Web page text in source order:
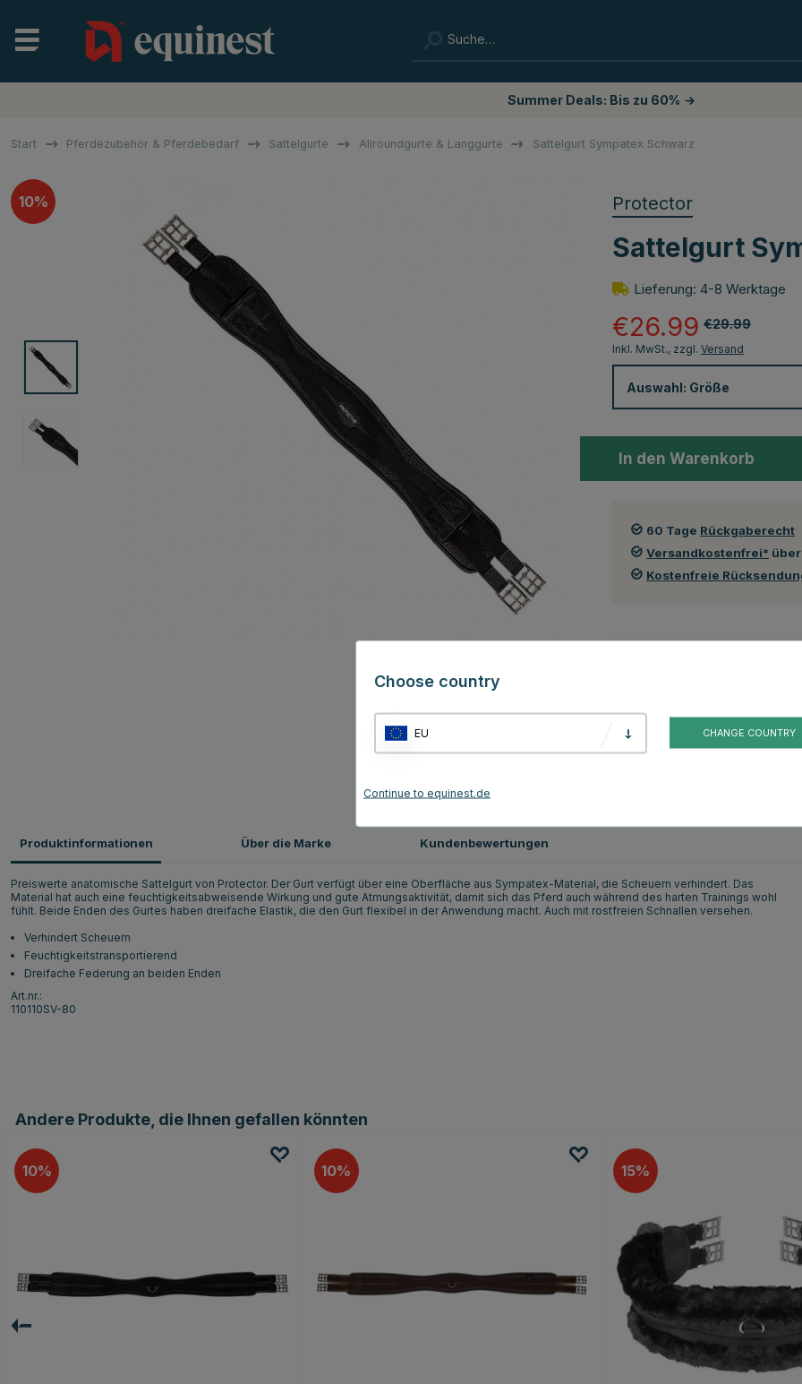
Summer Deals: Bis zu 60% →
Start Pferdezubehör & Pferdebedarf Sattelgurte Allroundgurte & Langgurte Sattelgurt Sympatex Schwarz
10% Protector
Sattelgurt
Lieferung: 4-8 Werktage
€29.99
€26.99
Inkl. MwSt., zzgl. Versand
Auswahl: Größe
In den Warenkorb
60 Tage Rückgaberecht
Versandkostenfrei*
Kostenfreie
Produktinformationen
Preiswerte anatomische Sattelgurt von Protector. Der Gurt verfügt über eine Oberfläche aus Sympatex-Material, die Scheuern verhindert. Das
Material hat auch eine feuchtigkeitsabweisende Wirkung und gute Atmungsaktivität, damit sich das Pferd auch während des harten Trainings wohl
fühlt. Beide Enden des Gurtes haben dreifache Elastik, die den Gurt flexibel in der Anwendung macht. Auch mit rostfreien Schnallen versehen.
Verhindert Scheuern
Feuchtigkeitstransportierend
Dreifache Federung an beiden Enden
Art.nr.:
110110SV-80
Über die Marke Kundenbewertungen
Andere Produkte, die Ihnen gefallen könnten
10 10 15
Choose country
EU CHANGE COUNTRY
Continue to equinest.de